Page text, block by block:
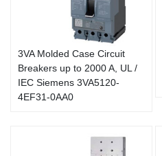
3VA Molded Case Circuit
Breakers up to 2000 A, UL /
IEC Siemens 3VA5120-
4EF31-0AA0